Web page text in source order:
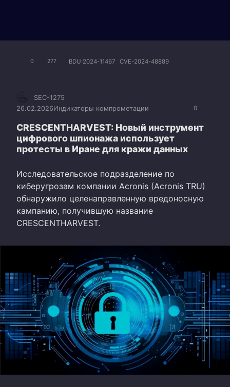
0 277 BDU:2024-11467 CVE-2024-48889
0
SEC-1275
26.02.2026Индикаторы компрометации
CRESCENTHARVEST: Новый инструмент
цифрового шпионажа использует
протесты в Иране для кражи данных
Исследовательское подразделение по
киберугрозам компании Acronis (Acronis TRU)
обнаружило целенаправленную вредоносную
кампанию, получившую название
CRESCENTHARVEST.